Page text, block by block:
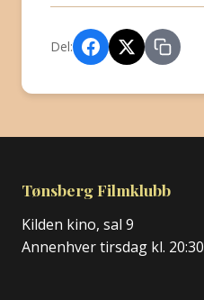
Del:
Tønsberg Filmklubb
Kilden kino, sal 9
Annenhver tirsdag kl. 20:30